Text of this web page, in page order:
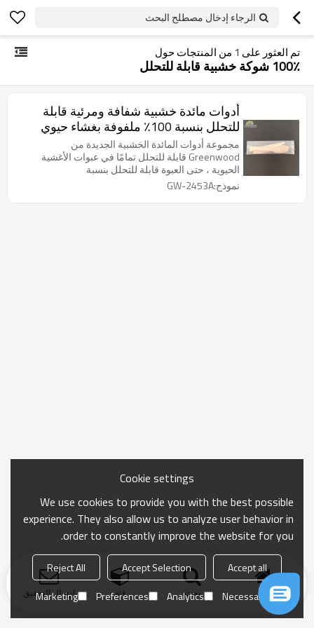
الرجاء إدخال مصطلح البحث
تم العثور على 1 من المنتجات حول
100٪ شوكة خشبية قابلة للتحلل
أدوات مائدة خشبية شفافة ومرئية قابلة
للتحلل بنسبة 100٪ ملفوفة بغشاء حيوي
صديق للبيئة
مجموعة أدوات المائدة الخشبية الجديدة من
Greenwood قابلة للتحلل تمامًا في عبوات الأغشية
الحيوية ، حتى العبوة قابلة للتحلل بنسبة
نموذج:GW-2453A
منزل بحث فئة ارسال التحقيق
Cookie settings
We use cookies to provide you with the best possible
experience. They also allow us to analyze user behavior in
order to constantly improve the website for you.
Accept all
Accept Selection
Reject All
Necessary
Analytics
Preferences
Marketing